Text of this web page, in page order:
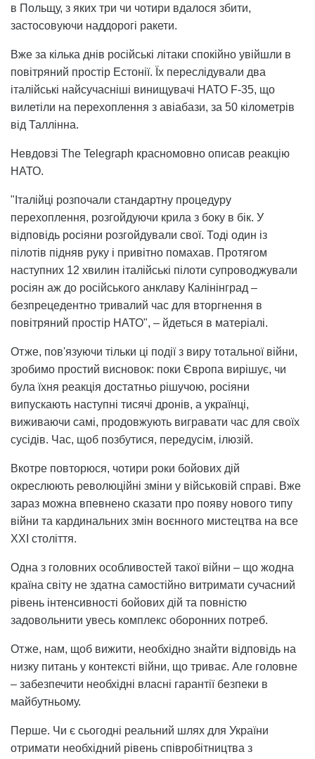
в Польщу, з яких три чи чотири вдалося збити,
застосовуючи наддорогі ракети.
Вже за кілька днів російські літаки спокійно увійшли в
повітряний простір Естонії. Їх переслідували два
італійські найсучасніші винищувачі НАТО F-35, що
вилетіли на перехоплення з авіабази, за 50 кілометрів
від Таллінна.
Невдовзі The Telegraph красномовно описав реакцію
НАТО.
"Італійці розпочали стандартну процедуру
перехоплення, розгойдуючи крила з боку в бік. У
відповідь росіяни розгойдували свої. Тоді один із
пілотів підняв руку і привітно помахав. Протягом
наступних 12 хвилин італійські пілоти супроводжували
росіян аж до російського анклаву Калінінград –
безпрецедентно тривалий час для вторгнення в
повітряний простір НАТО", – йдеться в матеріалі.
Отже, пов'язуючи тільки ці події з виру тотальної війни,
зробимо простий висновок: поки Європа вирішує, чи
була їхня реакція достатньо рішучою, росіяни
випускають наступні тисячі дронів, а українці,
виживаючи самі, продовжують вигравати час для своїх
сусідів. Час, щоб позбутися, передусім, ілюзій.
Вкотре повторюся, чотири роки бойових дій
окреслюють революційні зміни у військовій справі. Вже
зараз можна впевнено сказати про появу нового типу
війни та кардинальних змін воєнного мистецтва на все
XXI століття.
Одна з головних особливостей такої війни – що жодна
країна світу не здатна самостійно витримати сучасний
рівень інтенсивності бойових дій та повністю
задовольнити увесь комплекс оборонних потреб.
Отже, нам, щоб вижити, необхідно знайти відповідь на
низку питань у контексті війни, що триває. Але головне
– забезпечити необхідні власні гарантії безпеки в
майбутньому.
Перше. Чи є сьогодні реальний шлях для України
отримати необхідний рівень співробітництва з